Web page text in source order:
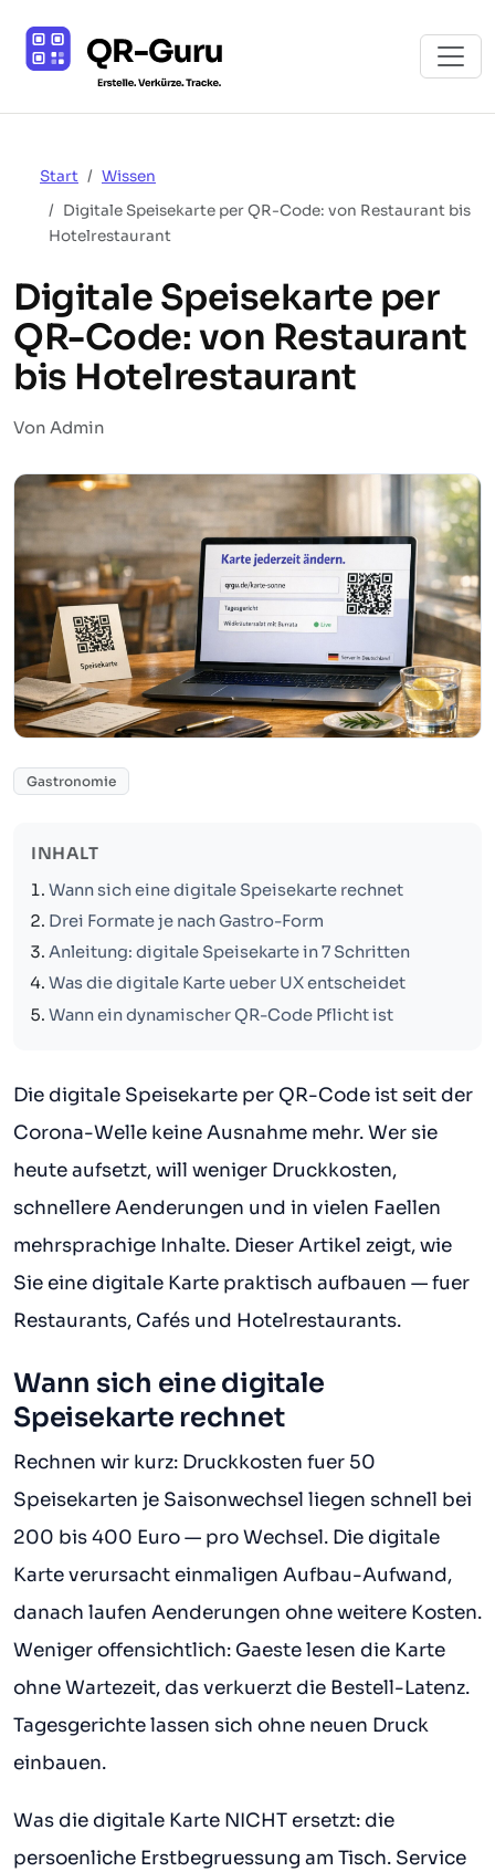
Start
Wissen
Digitale Speisekarte per QR-Code: von Restaurant bis
Hotelrestaurant
Digitale Speisekarte per
QR-Code: von Restaurant
bis Hotelrestaurant
Von Admin
Gastronomie
INHALT
Wann sich eine digitale Speisekarte rechnet
Drei Formate je nach Gastro-Form
Anleitung: digitale Speisekarte in 7 Schritten
Was die digitale Karte ueber UX entscheidet
Wann ein dynamischer QR-Code Pflicht ist
Die digitale Speisekarte per QR-Code ist seit der
Corona-Welle keine Ausnahme mehr. Wer sie
heute aufsetzt, will weniger Druckkosten,
schnellere Aenderungen und in vielen Faellen
mehrsprachige Inhalte. Dieser Artikel zeigt, wie
Sie eine digitale Karte praktisch aufbauen — fuer
Restaurants, Cafés und Hotelrestaurants.
Wann sich eine digitale
Speisekarte rechnet
Rechnen wir kurz: Druckkosten fuer 50
Speisekarten je Saisonwechsel liegen schnell bei
200 bis 400 Euro — pro Wechsel. Die digitale
Karte verursacht einmaligen Aufbau-Aufwand,
danach laufen Aenderungen ohne weitere Kosten.
Weniger offensichtlich: Gaeste lesen die Karte
ohne Wartezeit, das verkuerzt die Bestell-Latenz.
Tagesgerichte lassen sich ohne neuen Druck
einbauen.
Was die digitale Karte NICHT ersetzt: die
persoenliche Erstbegruessung am Tisch. Service